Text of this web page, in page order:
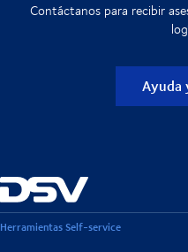
Contáctanos para recibir
Ayuda
Herramientas Self-service